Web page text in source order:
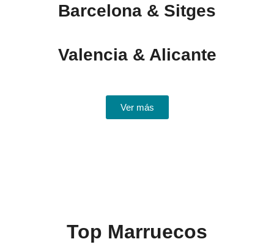
Barcelona & Sitges
Valencia & Alicante
Ver más
Top Marruecos